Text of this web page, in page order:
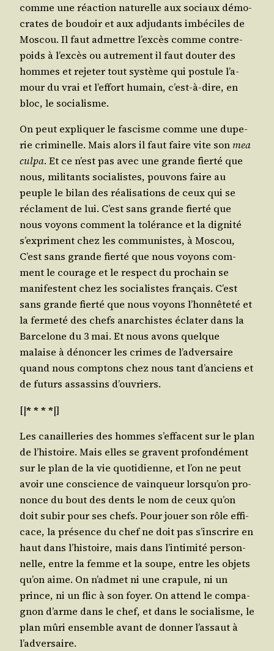
comme une réac­tion natu­relle aux sociaux démo­
crates de bou­doir et aux adju­dants imbé­ciles de
Mos­cou. Il faut admettre l’ex­cès comme contre­
poids à l’ex­cès ou autre­ment il faut dou­ter des
hommes et reje­ter tout sys­tème qui pos­tule l’a­
mour du vrai et l’ef­fort humain, c’est-à-dire, en
bloc, le socialisme.
On peut expli­quer le fas­cisme comme une dupe­
rie cri­mi­nelle. Mais alors il faut faire vite son mea
culpa. Et ce n’est pas avec une grande fier­té que
nous, mili­tants socia­listes, pou­vons faire au
peuple le bilan des réa­li­sa­tions de ceux qui se
réclament de lui. C’est sans grande fier­té que
nous voyons com­ment la tolé­rance et la digni­té
s’ex­priment chez les com­mu­nistes, à Mos­cou,
C’est sans grande fier­té que nous voyons com­
ment le cou­rage et le res­pect du pro­chain se
mani­festent chez les socia­listes fran­çais. C’est
sans grande fier­té que nous voyons l’hon­nê­te­té et
la fer­me­té des chefs anar­chistes écla­ter dans la
Bar­ce­lone du 3 mai. Et nous avons quelque
malaise à dénon­cer les crimes de l’ad­ver­saire
quand nous comp­tons chez nous tant d’an­ciens et
de futurs assas­sins d’ouvriers.
[|* * * *|]
Les canaille­ries des hommes s’ef­facent sur le plan
de l’his­toire. Mais elles se gravent pro­fon­dé­ment
sur le plan de la vie quo­ti­dienne, et l’on ne peut
avoir une conscience de vain­queur lors­qu’on pro­
nonce du bout des dents le nom de ceux qu’on
doit subir pour ses chefs. Pour jouer son rôle effi­
cace, la pré­sence du chef ne doit pas s’ins­crire en
haut dans l’his­toire, mais dans l’in­ti­mi­té per­son­
nelle, entre la femme et la soupe, entre les objets
qu’on aime. On n’ad­met ni une cra­pule, ni un
prince, ni un flic à son foyer. On attend le com­pa­
gnon d’arme dans le chef, et dans le socia­lisme, le
plan mûri ensemble avant de don­ner l’as­saut à
l’adversaire.